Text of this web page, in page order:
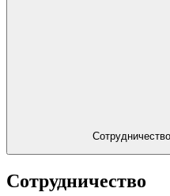
Сотрудничество
Сотрудничество